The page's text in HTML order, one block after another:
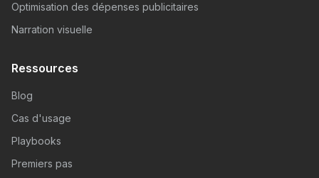
Optimisation des dépenses publicitaires
Narration visuelle
Ressources
Blog
Cas d'usage
Playbooks
Premiers pas